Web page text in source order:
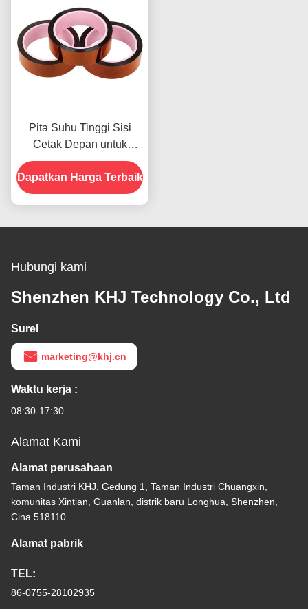
Pita Suhu Tinggi Sisi
Cetak Depan untuk
Produk Dalam Stok
Dapatkan Harga Terbaik
Hubungi kami
Shenzhen KHJ Technology Co., Ltd
Surel
marketing@khj.cn
Waktu kerja :
08:30-17:30
Alamat Kami
Alamat perusahaan
Taman Industri KHJ, Gedung 1, Taman Industri Chuangxin,
komunitas Xintian, Guanlan, distrik baru Longhua, Shenzhen,
Cina 518110
Alamat pabrik
TEL:
86-0755-28102935